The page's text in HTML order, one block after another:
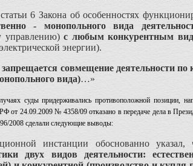
6 Закона об особенностях
- монопольного вида
управлению) с любым конкурентным
энергии).
запрещается совмещение деятельности по
вида)…»
суды придерживались противоположной
от 24.09.2009 № 4358/09 отказано в передаче дела в
2008 сделали следующие выводы:
инстанции обоснованно
двух видов деятельности: